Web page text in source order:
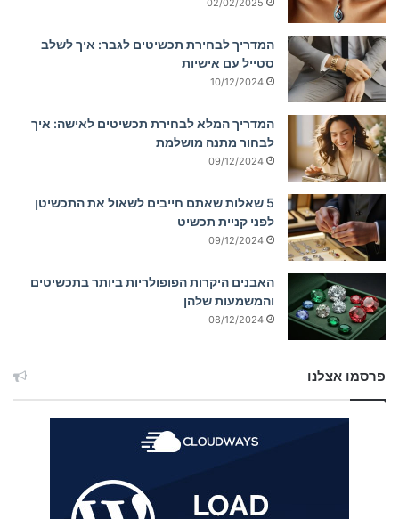
02/02/2025
המדריך לבחירת תכשיטים לגבר: איך לשלב
סטייל עם אישיות
10/12/2024
המדריך המלא לבחירת תכשיטים לאישה: איך
לבחור מתנה מושלמת
09/12/2024
5 שאלות שאתם חייבים לשאול את התכשיטן
לפני קניית תכשיט
09/12/2024
האבנים היקרות הפופולריות ביותר בתכשיטים
והמשמעות שלהן
08/12/2024
פרסמו אצלנו